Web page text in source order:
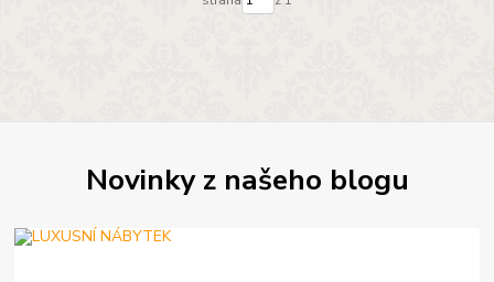
Novinky z našeho blogu